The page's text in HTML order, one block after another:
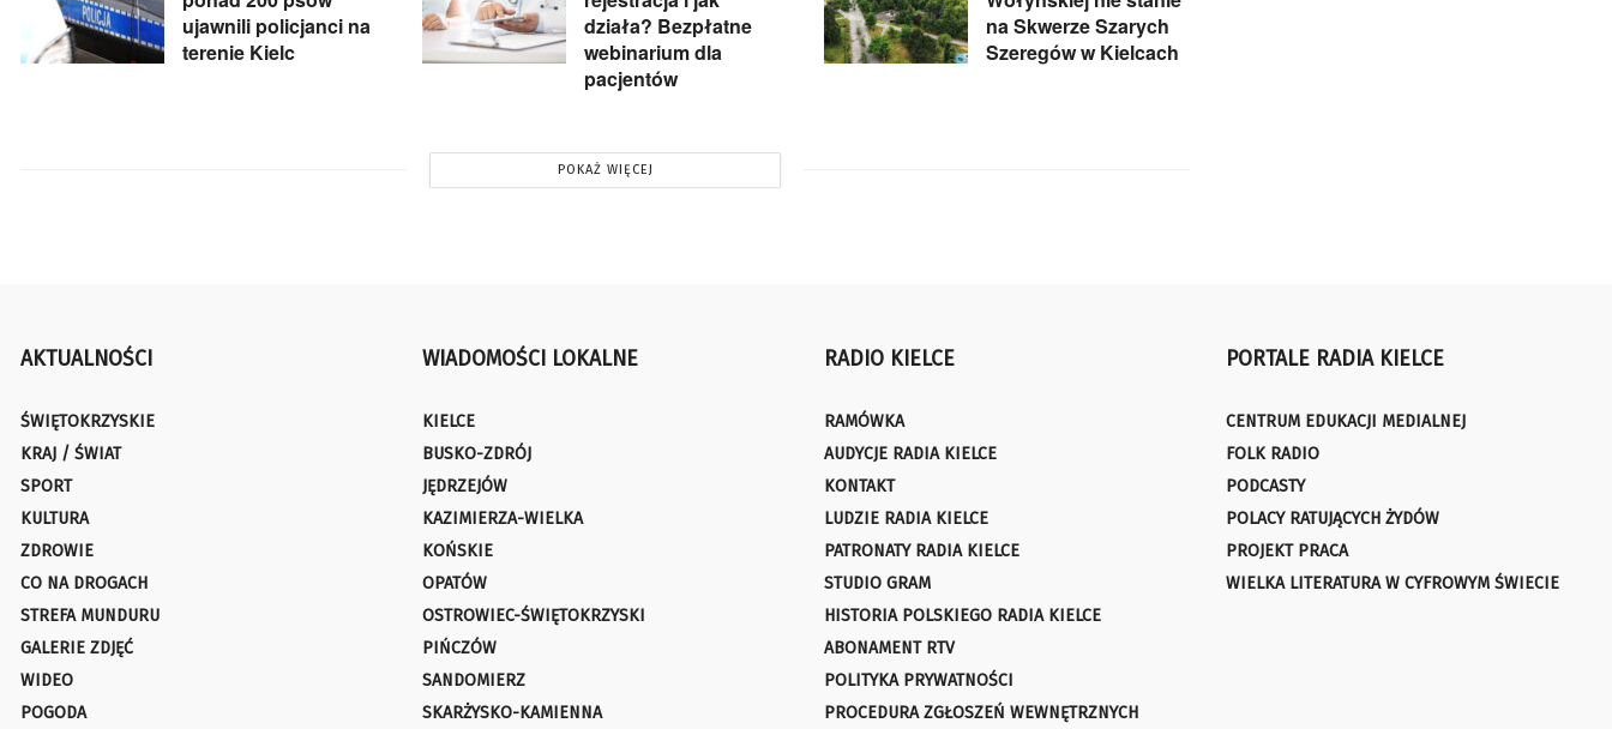
ujawnili policjanci na
terenie Kielc
działa? Bezpłatne
webinarium dla
pacjentów
na Skwerze Szarych
Szeregów w Kielcach
POKAŻ WIĘCEJ
AKTUALNOŚCI
ŚWIĘTOKRZYSKIE
KRAJ / ŚWIAT
SPORT
KULTURA
ZDROWIE
CO NA DROGACH
STREFA MUNDURU
GALERIE ZDJĘĆ
WIDEO
POGODA
WIADOMOŚCI LOKALNE
KIELCE
BUSKO-ZDRÓJ
JĘDRZEJÓW
KAZIMIERZA-WIELKA
KOŃSKIE
OPATÓW
OSTROWIEC-ŚWIĘTOKRZYSKI
PIŃCZÓW
SANDOMIERZ
SKARŻYSKO-KAMIENNA
RADIO KIELCE
RAMÓWKA
AUDYCJE RADIA KIELCE
KONTAKT
LUDZIE RADIA KIELCE
PATRONATY RADIA KIELCE
STUDIO GRAM
HISTORIA POLSKIEGO RADIA KIELCE
ABONAMENT RTV
POLITYKA PRYWATNOŚCI
PROCEDURA ZGŁOSZEŃ WEWNĘTRZNYCH
PORTALE RADIA KIELCE
CENTRUM EDUKACJI MEDIALNEJ
FOLK RADIO
PODCASTY
POLACY RATUJĄCYCH ŻYDÓW
PROJEKT PRACA
WIELKA LITERATURA W CYFROWYM ŚWIECIE